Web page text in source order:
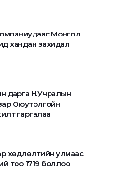
Монгол
хандан захидал
дарга Н.Учралын
Оюутолгойн
гаргалаа
хөдлөлтийн улмаас
тоо 1719 боллоо